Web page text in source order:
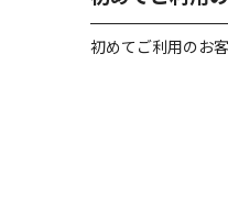
初めてご利用のお